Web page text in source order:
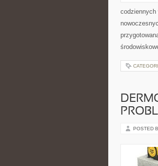
codziennych
POSTED